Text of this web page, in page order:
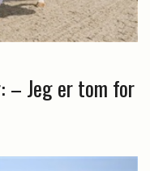
– Jeg er tom for